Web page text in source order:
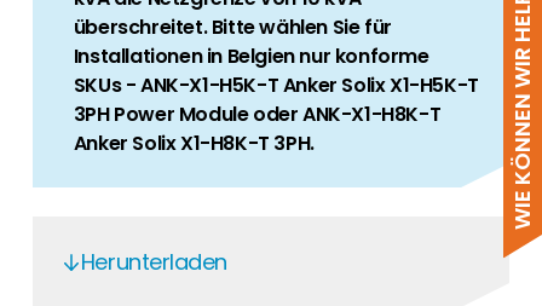
WIE KÖNNEN WIR HELFEN?
überschreitet. Bitte wählen Sie für
Installationen in Belgien nur konforme
SKUs - ANK-X1-H5K-T Anker Solix X1-H5K-T
3PH Power Module oder ANK-X1-H8K-T
Anker Solix X1-H8K-T 3PH.
Herunterladen